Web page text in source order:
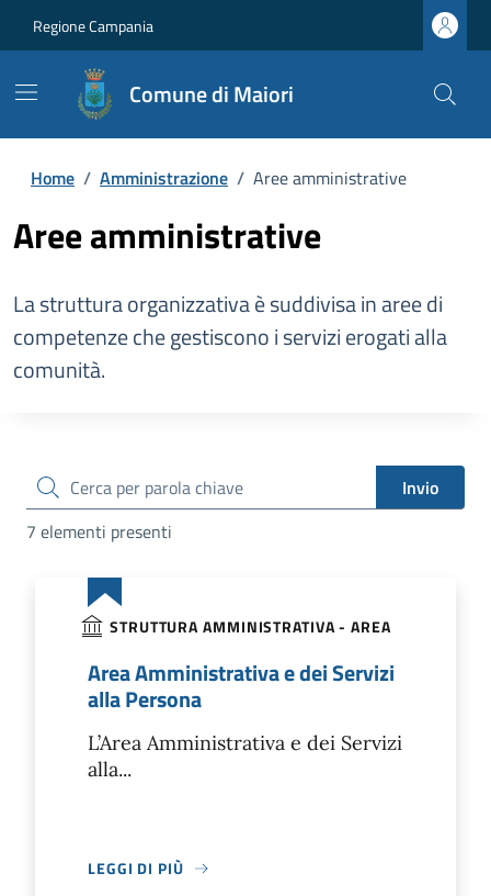
Regione Campania
Comune di Maiori
Home / Amministrazione / Aree amministrative
Aree amministrative
La struttura organizzativa è suddivisa in aree di
competenze che gestiscono i servizi erogati alla
comunità.
cerca
Invio
7 elementi presenti
STRUTTURA AMMINISTRATIVA - AREA
Area Amministrativa e dei Servizi
alla Persona
L’Area Amministrativa e dei Servizi
alla...
LEGGI DI PIÙ